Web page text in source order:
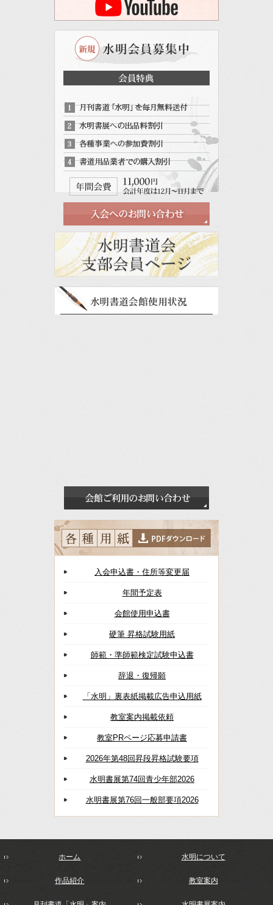
入会申込書・住所等変更届
年間予定表
会館使用申込書
硬筆 昇格試験用紙
師範・準師範検定試験申込書
辞退・復帰願
「水明」裏表紙掲載広告申込用紙
教室案内掲載依頼
教室PRページ応募申請書
2026年第48回昇段昇格試験要項
水明書展第74回青少年部2026
水明書展第76回一般部要項2026
ホーム 水明について
作品紹介 教室案内